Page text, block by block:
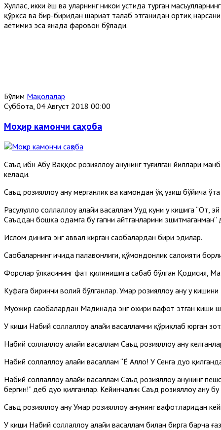
Хуллас, икки ёш ва уларнинг никоҳи устида турган
қўрқса ва бир-биридан шариат талаб этганидан ортиқ
ҳаётимиз эса янада фаровон бўлади.
Бўлим Мақолалар
Суббота, 04 Август 2018 00:00
Моҳир камончи саҳоба
Саъд ибн Абу Ваққос розияллоҳу анҳунинг туғилган йиллари
келади.
Саъд розияллоҳу анҳу мерганлик ва камондан ўқ узиш бўйича ўта
Расулуллоҳ соллаллоҳу алайҳи васаллам Уҳуд куни у кишига “От,
Саъддан бошқа одамга бу гапни айтганларини эшитмаганман”
Ислом динига энг аввал кирган саҳобалардан бири эдилар.
Саҳобаларнинг ичида паҳлавонлиги, қўмондонлик салоҳияти
Форслар ўлкасининг фатҳ қилинишига сабаб бўлган Қодисия,
Куфага биринчи волий бўлганлар. Умар розияллоҳу анҳу у
Муҳожир саҳобалардан Мадинада энг охири вафот этган киши
У киши Набий соллаллоҳу алайҳи васалламни қўриқлаб юрган
Набий соллаллоҳу алайҳи васаллам Саъд розияллоҳу анҳу
Набий соллаллоҳу алайҳи васаллам “Ё Аллоҳ! У Сенга дуо
Набий соллаллоҳу алайҳи васаллам Саъд розияллоҳу анҳунинг
бергин!” деб дуо қилганлар. Кейинчалик Саъд розияллоҳу анҳу
Саъд розияллоҳу анҳу Умар розияллоҳу анҳунинг вафотларидан
У киши Набий соллаллоҳу алайҳи васаллам билан бирга барча